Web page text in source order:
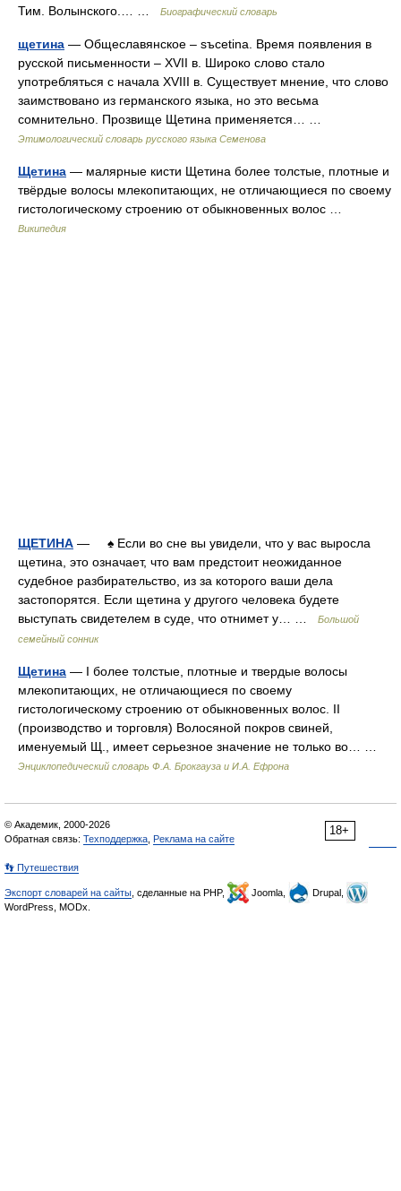
Тим. Волынского.… …
Биографический словарь
щетина — Общеславянское – sъcetina. Время появления в
русской письменности – XVII в. Широко слово стало
употребляться с начала XVIII в. Существует мнение, что слово
заимствовано из германского языка, но это весьма
сомнительно. Прозвище Щетина применяется… …
Этимологический словарь русского языка Семенова
Щетина — малярные кисти Щетина более толстые, плотные и
твёрдые волосы млекопитающих, не отличающиеся по своему
гистологическому строению от обыкновенных волос …
Википедия
ЩЕТИНА — ♠ Если во сне вы увидели, что у вас выросла
щетина, это означает, что вам предстоит неожиданное
судебное разбирательство, из за которого ваши дела
застопорятся. Если щетина у другого человека будете
выступать свидетелем в суде, что отнимет у… …
Большой
семейный сонник
Щетина — I более толстые, плотные и твердые волосы
млекопитающих, не отличающиеся по своему
гистологическому строению от обыкновенных волос. II
(производство и торговля) Волосяной покров свиней,
именуемый Щ., имеет серьезное значение не только во… …
Энциклопедический словарь Ф.А. Брокгауза и И.А. Ефрона
18+
© Академик, 2000-2026
Обратная связь: Техподдержка Реклама на сайте
👣 Путешествия
Экспорт словарей на сайты , сделанные на PHP, Joomla,
Drupal,
WordPress, MODx.